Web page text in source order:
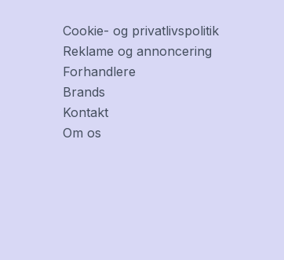
Cookie- og privatlivspolitik
Reklame og annoncering
Forhandlere
Brands
Kontakt
Om os